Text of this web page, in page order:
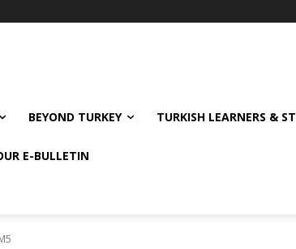
BEYOND TURKEY TURKISH LEARNERS &
E-BULLETIN